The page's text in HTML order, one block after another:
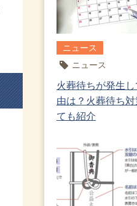
ニュース
ニュース
火葬待ちが発生
由は？火葬待ち
ても紹介